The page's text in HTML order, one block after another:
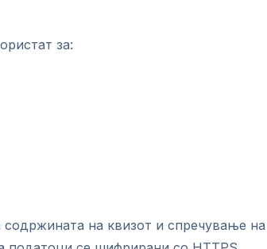
за:
на квизот и спречување